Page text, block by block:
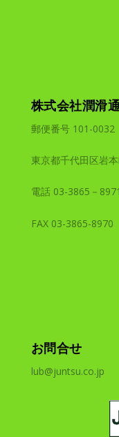
株式会社潤滑
郵便番号 101-0032
東京都千代田区岩
電話 03-3865－8971
FAX 03-3865-8970
お問合せ
lub@juntsu.co.jp